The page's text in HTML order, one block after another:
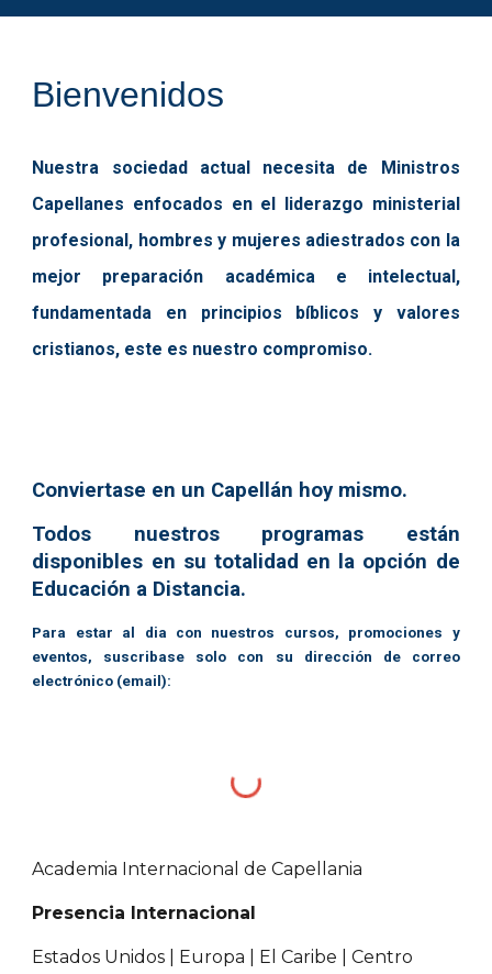
Bienvenidos
Nuestra sociedad actual necesita de Ministros
Capellanes enfocados en el liderazgo ministerial
profesional, hombres y mujeres adiestrados con la
mejor preparación académica e intelectual,
fundamentada en principios bíblicos y valores
cristianos, este es nuestro compromiso.
Conviertase en un Capellán hoy mismo.
Todos nuestros programas están
disponibles en su totalidad en la opción de
Educación a Distancia.
Para estar al dia con nuestros cursos, promociones y
eventos, suscribase solo con su dirección de correo
electrónico (email):
Academia Internacional de Capellania
Presencia Internacional
Estados Unidos | Europa | El Caribe | Centro